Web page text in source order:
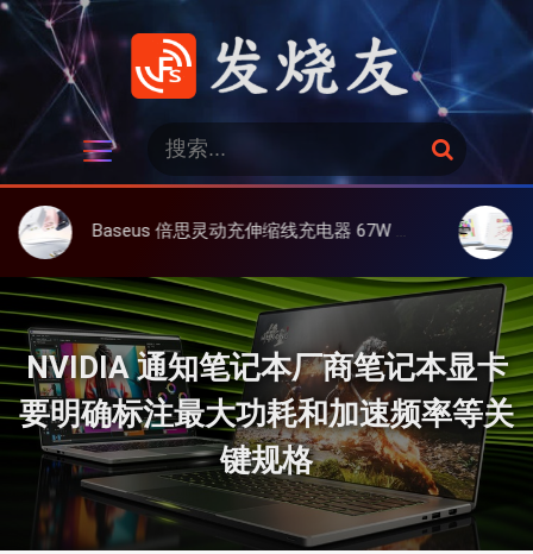
跳
发烧友
：
搜
索
Baseus 倍思灵动充伸缩线充电器 67W 3C，超耐用可伸缩线、氮化镓、3C多设备同时充 大上
NVIDIA 通知笔记本厂商笔记本显卡
要明确标注最大功耗和加速频率等关
键规格